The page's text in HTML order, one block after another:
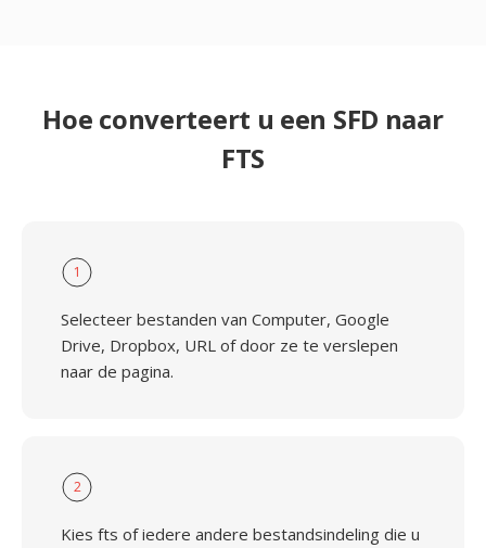
Hoe converteert u een SFD naar
FTS
1
Selecteer bestanden van Computer, Google
Drive, Dropbox, URL of door ze te verslepen
naar de pagina.
2
Kies fts of iedere andere bestandsindeling die u